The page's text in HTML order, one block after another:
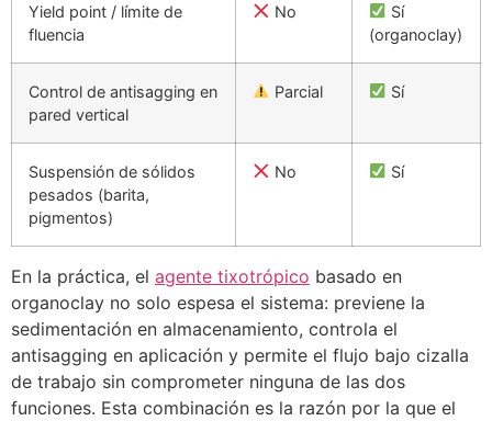
Yield point / límite de
fluencia
No
Sí
(organoclay)
Control de antisagging en
pared vertical
Parcial Sí
Suspensión de sólidos
pesados (barita,
pigmentos)
No Sí
En la práctica, el agente tixotrópico basado en
organoclay no solo espesa el sistema: previene la
sedimentación en almacenamiento, controla el
antisagging en aplicación y permite el flujo bajo cizalla
de trabajo sin comprometer ninguna de las dos
funciones. Esta combinación es la razón por la que el